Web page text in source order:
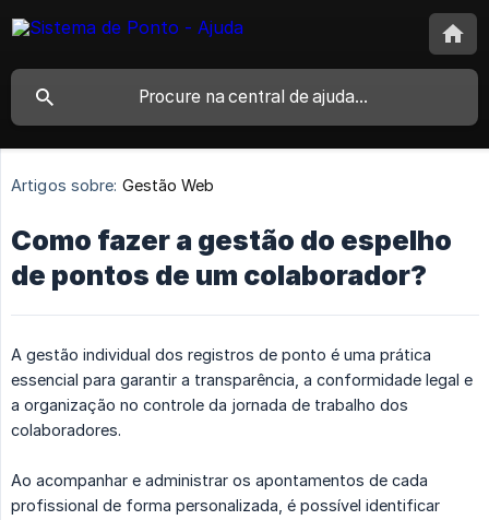
Artigos sobre: Gestão Web
Como fazer a gestão do espelho
de pontos de um colaborador?
A gestão individual dos registros de ponto é uma prática
essencial para garantir a transparência, a conformidade legal e
a organização no controle da jornada de trabalho dos
colaboradores.
Ao acompanhar e administrar os apontamentos de cada
profissional de forma personalizada, é possível identificar